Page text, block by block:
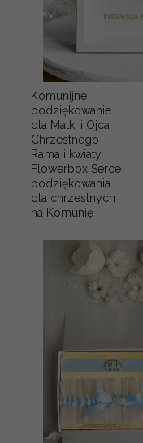
Komunijne
podziękowanie
dla Matki i Ojca
Chrzestnego
Rama i kwiaty ,
Flowerbox Serce
podziękowania
dla chrzestnych
na Komunię